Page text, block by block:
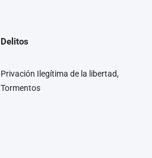
Delitos
Privación Ilegítima de la libertad,
Tormentos